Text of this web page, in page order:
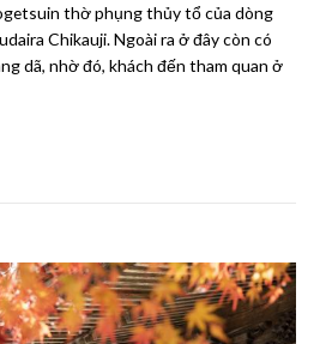
thờ phụng thủy tổ của dòng
Chikauji. Ngoài ra ở đây còn có
dã, nhờ đó, khách đến tham quan ở